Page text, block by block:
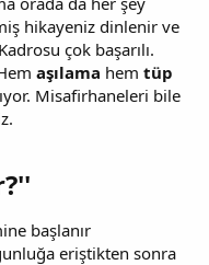
hikayeniz dinlenir ve
çok başarılı.
aşılama hem tüp
Misafirhaneleri bile
başlanır
eriştikten sonra